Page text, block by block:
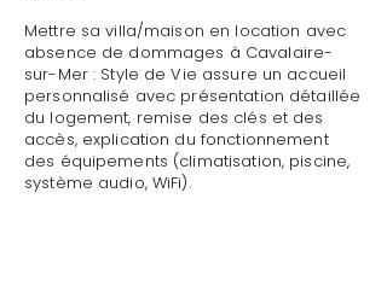
Mettre sa villa/maison en location avec
absence de dommages à Cavalaire-
sur-Mer : Style de Vie assure un accueil
personnalisé avec présentation détaillée
du logement, remise des clés et des
accès, explication du fonctionnement
des équipements (climatisation, piscine,
système audio, WiFi).